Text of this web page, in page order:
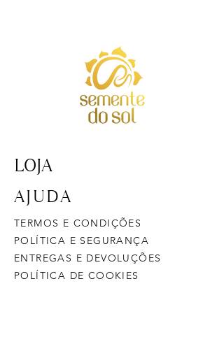
LOJA
AJUDA
TERMOS E CONDIÇÕES
POLÍTICA E SEGURANÇA
ENTREGAS E DEVOLUÇÕES
POLÍTICA DE COOKIES